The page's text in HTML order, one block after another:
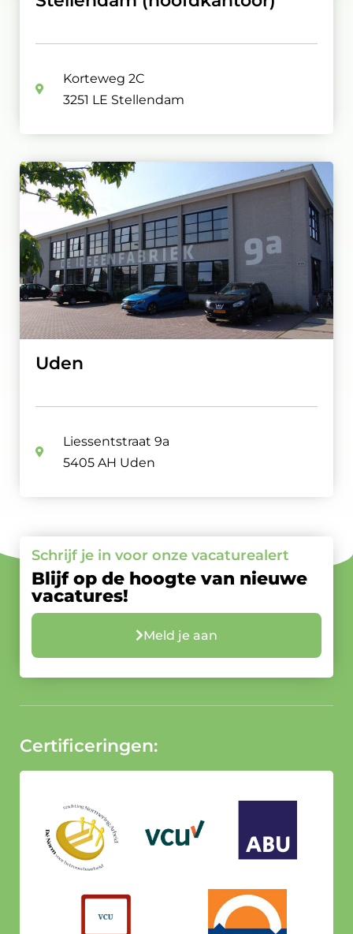
Korteweg 2C
3251 LE Stellendam
Uden
Liessentstraat 9a
5405 AH Uden
Schrijf je in voor onze vacaturealert
Blijf op de hoogte van nieuwe
vacatures!
Meld je aan
Certificeringen: